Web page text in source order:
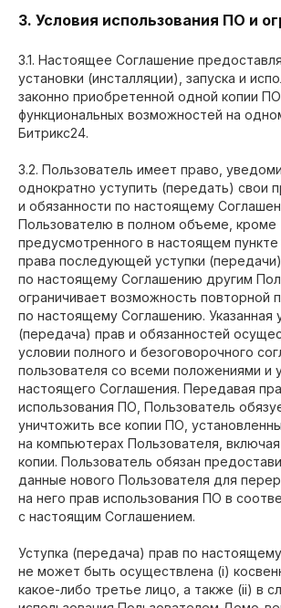
3. Условия использования ПО и
3.1. Настоящее Соглашение
установки (инсталляции), запуска и
законно приобретенной одной копии
функциональных возможностей на
Битрикс24.
3.2. Пользователь имеет право,
однократно уступить (передать) свои
и обязанности по настоящему
Пользователю в полном объеме, кроме
предусмотренного в настоящем
права последующей уступки
по настоящему Соглашению другим
ограничивает возможность повторной
по настоящему Соглашению. Указанная
(передача) прав и обязанностей
условии полного и безоговорочного
пользователя со всеми положениями и
настоящего Соглашения. Передавая
использования ПО, Пользователь
уничтожить все копии ПО,
на компьютерах Пользователя,
копии. Пользователь обязан
данные нового Пользователя для
на него прав использования ПО в
с настоящим Соглашением.
Уступка (передача) прав по
не может быть осуществлена (i)
какое-либо третье лицо, а также (ii) в